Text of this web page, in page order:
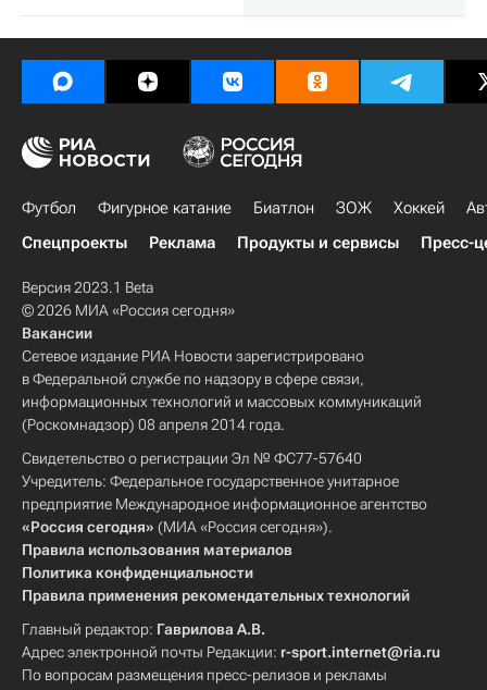
Футбол Фигурное катание Биатлон ЗОЖ Хоккей
Спецпроекты
Реклама Продукты и сервисы Пресс-
Версия 2023.1 Beta
© 2026 МИА «Россия сегодня»
Вакансии
Сетевое издание РИА Новости зарегистрировано
в Федеральной службе по надзору в сфере связи,
информационных технологий и массовых коммуникаций
(Роскомнадзор) 08 апреля 2014 года.
Свидетельство о регистрации Эл № ФС77-57640
Учредитель: Федеральное государственное унитарное
предприятие Международное информационное агентство
«Россия сегодня» (МИА «Россия сегодня»).
Правила использования материалов
Политика конфиденциальности
Правила применения рекомендательных технологий
Главный редактор: Гаврилова А.В.
Адрес электронной почты Редакции: r-sport.internet@ria.ru
По вопросам размещения пресс-релизов и рекламы